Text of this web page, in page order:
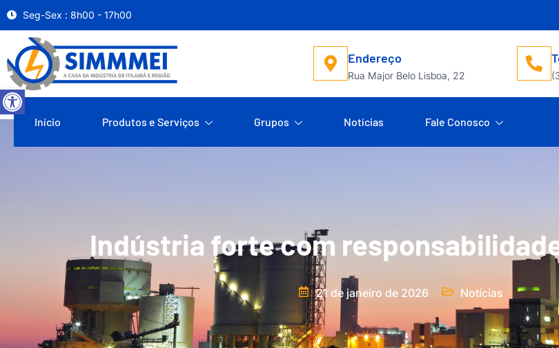
Abrir a barra de ferramentas
Seg-Sex : 8h00 - 17h00
Endereço
Rua Major Belo Lisboa, 22
Início Produtos e Serviços Grupos Notícias Fale Conosco
Indústria forte com
21 de janeiro de 2026 Notícias